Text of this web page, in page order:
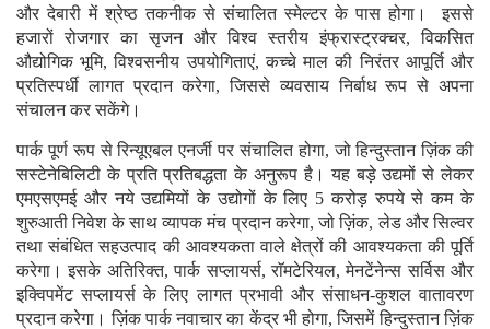
और देबारी में श्रेष्ठ तकनीक से संचालित स्मेल्टर के पास होगा। इससे
हजारों रोजगार का सृजन और विश्व स्तरीय इंफ्रास्ट्रक्चर, विकसित
औद्योगिक भूमि, विश्वसनीय उपयोगिताएं, कच्चे माल की निरंतर आपूर्ति और
प्रतिस्पर्धी लागत प्रदान करेगा, जिससे व्यवसाय निर्बाध रूप से अपना
संचालन कर सकेंगे।
पार्क पूर्ण रूप से रिन्यूएबल एनर्जी पर संचालित होगा, जो हिन्दुस्तान ज़िंक की
सस्टेनेबिलिटी के प्रति प्रतिबद्धता के अनुरूप है। यह बड़े उद्यमों से लेकर
एमएसएमई और नये उद्यमियों के उद्योगों के लिए 5 करोड़ रुपये से कम के
शुरुआती निवेश के साथ व्यापक मंच प्रदान करेगा, जो ज़िंक, लेड और सिल्वर
तथा संबंधित सहउत्पाद की आवश्यकता वाले क्षेत्रों की आवश्यकता की पूर्ति
करेगा। इसके अतिरिक्त, पार्क सप्लायर्स, राॅमटेरियल, मेनटेंनेन्स सर्विस और
इक्विपमेंट सप्लायर्स के लिए लागत प्रभावी और संसाधन-कुशल वातावरण
प्रदान करेगा। ज़िंक पार्क नवाचार का केंद्र भी होगा, जिसमें हिन्दुस्तान ज़िंक